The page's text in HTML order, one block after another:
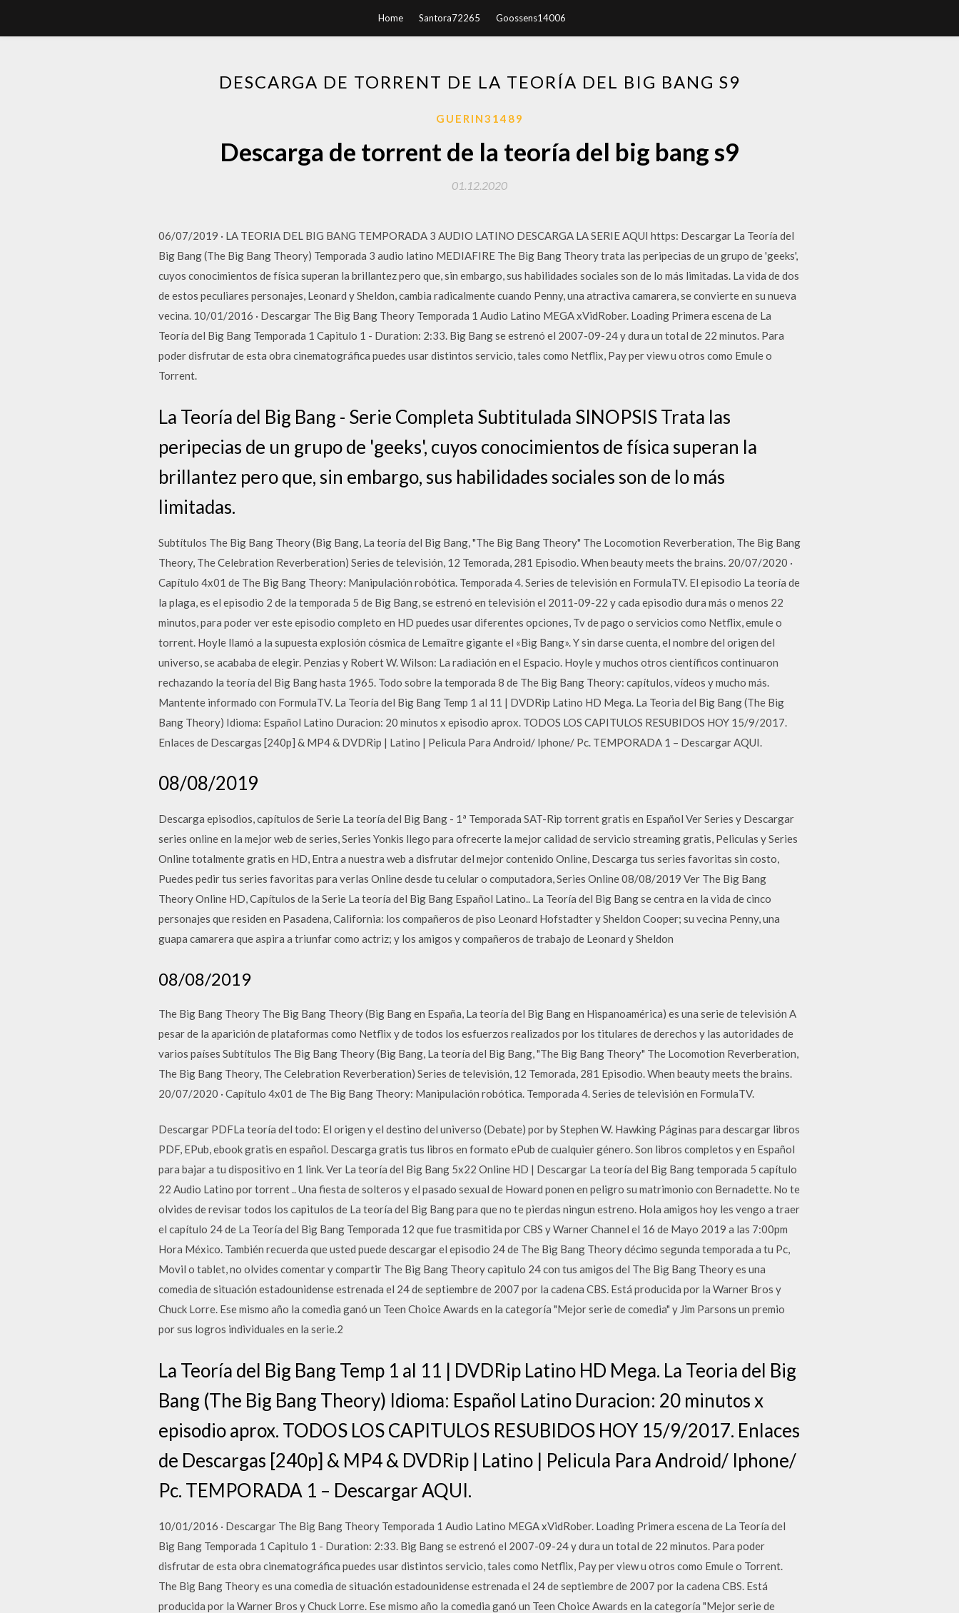
Home Santora72265 Goossens14006
DESCARGA DE TORRENT DE LA TEORÍA DEL BIG BANG S9
GUERIN31489
Descarga de torrent de la teoría del big bang s9
01.12.2020
06/07/2019 · LA TEORIA DEL BIG BANG TEMPORADA 3 AUDIO LATINO DESCARGA LA SERIE AQUI https: Descargar La Teoría del
Big Bang (The Big Bang Theory) Temporada 3 audio latino MEDIAFIRE The Big Bang Theory trata las peripecias de un grupo de 'geeks',
cuyos conocimientos de física superan la brillantez pero que, sin embargo, sus habilidades sociales son de lo más limitadas. La vida de dos
de estos peculiares personajes, Leonard y Sheldon, cambia radicalmente cuando Penny, una atractiva camarera, se convierte en su nueva
vecina. 10/01/2016 · Descargar The Big Bang Theory Temporada 1 Audio Latino MEGA xVidRober. Loading Primera escena de La
Teoría del Big Bang Temporada 1 Capitulo 1 - Duration: 2:33. Big Bang se estrenó el 2007-09-24 y dura un total de 22 minutos. Para
poder disfrutar de esta obra cinematográfica puedes usar distintos servicio, tales como Netflix, Pay per view u otros como Emule o
Torrent.
La Teoría del Big Bang - Serie Completa Subtitulada SINOPSIS Trata las
peripecias de un grupo de 'geeks', cuyos conocimientos de física superan la
brillantez pero que, sin embargo, sus habilidades sociales son de lo más
limitadas.
Subtítulos The Big Bang Theory (Big Bang, La teoría del Big Bang, "The Big Bang Theory" The Locomotion Reverberation, The Big Bang
Theory, The Celebration Reverberation) Series de televisión, 12 Temorada, 281 Episodio. When beauty meets the brains. 20/07/2020 ·
Capítulo 4x01 de The Big Bang Theory: Manipulación robótica. Temporada 4. Series de televisión en FormulaTV. El episodio La teoría de
la plaga, es el episodio 2 de la temporada 5 de Big Bang, se estrenó en televisión el 2011-09-22 y cada episodio dura más o menos 22
minutos, para poder ver este episodio completo en HD puedes usar diferentes opciones, Tv de pago o servicios como Netflix, emule o
torrent. Hoyle llamó a la supuesta explosión cósmica de Lemaître gigante el «Big Bang». Y sin darse cuenta, el nombre del origen del
universo, se acababa de elegir. Penzias y Robert W. Wilson: La radiación en el Espacio. Hoyle y muchos otros científicos continuaron
rechazando la teoría del Big Bang hasta 1965. Todo sobre la temporada 8 de The Big Bang Theory: capítulos, vídeos y mucho más.
Mantente informado con FormulaTV. La Teoría del Big Bang Temp 1 al 11 | DVDRip Latino HD Mega. La Teoria del Big Bang (The Big
Bang Theory) Idioma: Español Latino Duracion: 20 minutos x episodio aprox. TODOS LOS CAPITULOS RESUBIDOS HOY 15/9/2017.
Enlaces de Descargas [240p] & MP4 & DVDRip | Latino | Pelicula Para Android/ Iphone/ Pc. TEMPORADA 1 – Descargar AQUI.
08/08/2019
Descarga episodios, capítulos de Serie La teoría del Big Bang - 1ª Temporada SAT-Rip torrent gratis en Español Ver Series y Descargar
series online en la mejor web de series, Series Yonkis llego para ofrecerte la mejor calidad de servicio streaming gratis, Peliculas y Series
Online totalmente gratis en HD, Entra a nuestra web a disfrutar del mejor contenido Online, Descarga tus series favoritas sin costo,
Puedes pedir tus series favoritas para verlas Online desde tu celular o computadora, Series Online 08/08/2019 Ver The Big Bang
Theory Online HD, Capítulos de la Serie La teoría del Big Bang Español Latino.. La Teoría del Big Bang se centra en la vida de cinco
personajes que residen en Pasadena, California: los compañeros de piso Leonard Hofstadter y Sheldon Cooper; su vecina Penny, una
guapa camarera que aspira a triunfar como actriz; y los amigos y compañeros de trabajo de Leonard y Sheldon
08/08/2019
The Big Bang Theory The Big Bang Theory (Big Bang en España, La teoría del Big Bang en Hispanoamérica) es una serie de televisión A
pesar de la aparición de plataformas como Netflix y de todos los esfuerzos realizados por los titulares de derechos y las autoridades de
varios países Subtítulos The Big Bang Theory (Big Bang, La teoría del Big Bang, "The Big Bang Theory" The Locomotion Reverberation,
The Big Bang Theory, The Celebration Reverberation) Series de televisión, 12 Temorada, 281 Episodio. When beauty meets the brains.
20/07/2020 · Capítulo 4x01 de The Big Bang Theory: Manipulación robótica. Temporada 4. Series de televisión en FormulaTV.
Descargar PDFLa teoría del todo: El origen y el destino del universo (Debate) por by Stephen W. Hawking Páginas para descargar libros
PDF, EPub, ebook gratis en español. Descarga gratis tus libros en formato ePub de cualquier género. Son libros completos y en Español
para bajar a tu dispositivo en 1 link. Ver La teoría del Big Bang 5x22 Online HD | Descargar La teoría del Big Bang temporada 5 capítulo
22 Audio Latino por torrent .. Una fiesta de solteros y el pasado sexual de Howard ponen en peligro su matrimonio con Bernadette. No te
olvides de revisar todos los capitulos de La teoría del Big Bang para que no te pierdas ningun estreno. Hola amigos hoy les vengo a traer
el capítulo 24 de La Teoría del Big Bang Temporada 12 que fue trasmitida por CBS y Warner Channel el 16 de Mayo 2019 a las 7:00pm
Hora México. También recuerda que usted puede descargar el episodio 24 de The Big Bang Theory décimo segunda temporada a tu Pc,
Movil o tablet, no olvides comentar y compartir The Big Bang Theory capitulo 24 con tus amigos del The Big Bang Theory es una
comedia de situación estadounidense estrenada el 24 de septiembre de 2007 por la cadena CBS. Está producida por la Warner Bros y
Chuck Lorre. Ese mismo año la comedia ganó un Teen Choice Awards en la categoría "Mejor serie de comedia" y Jim Parsons un premio
por sus logros individuales en la serie.2
La Teoría del Big Bang Temp 1 al 11 | DVDRip Latino HD Mega. La Teoria del Big
Bang (The Big Bang Theory) Idioma: Español Latino Duracion: 20 minutos x
episodio aprox. TODOS LOS CAPITULOS RESUBIDOS HOY 15/9/2017. Enlaces
de Descargas [240p] & MP4 & DVDRip | Latino | Pelicula Para Android/ Iphone/
Pc. TEMPORADA 1 – Descargar AQUI.
10/01/2016 · Descargar The Big Bang Theory Temporada 1 Audio Latino MEGA xVidRober. Loading Primera escena de La Teoría del
Big Bang Temporada 1 Capitulo 1 - Duration: 2:33. Big Bang se estrenó el 2007-09-24 y dura un total de 22 minutos. Para poder
disfrutar de esta obra cinematográfica puedes usar distintos servicio, tales como Netflix, Pay per view u otros como Emule o Torrent.
The Big Bang Theory es una comedia de situación estadounidense estrenada el 24 de septiembre de 2007 por la cadena CBS. Está
producida por la Warner Bros y Chuck Lorre. Ese mismo año la comedia ganó un Teen Choice Awards en la categoría "Mejor serie de